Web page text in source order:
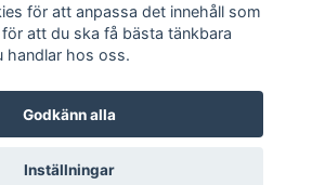
2026 Hemlängtan
för att anpassa det innehåll som
att du ska få bästa tänkbara
handlar hos oss.
Godkänn alla
Inställningar